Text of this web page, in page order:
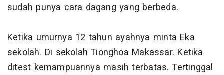
sudah punya cara dagang yang berbeda.
Ketika umurnya 12 tahun ayahnya minta Eka
sekolah. Di sekolah Tionghoa Makassar. Ketika
ditest kemampuannya masih terbatas. Tertinggal